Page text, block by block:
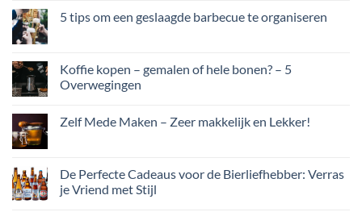
5 tips om een geslaagde barbecue te organiseren
Koffie kopen – gemalen of hele bonen? – 5
Overwegingen
Zelf Mede Maken – Zeer makkelijk en Lekker!
De Perfecte Cadeaus voor de Bierliefhebber: Verras
je Vriend met Stijl